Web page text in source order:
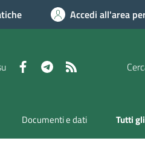
Accedi all'area
FacebookTelegram
Documenti e dati Tutti